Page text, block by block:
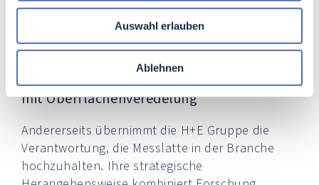
Auswahl erlauben
Ablehnen
Möbelstücke optisch aufgewertet. Es folgt nun
eine vertiefte Betrachtung der Rolle der H+E
Gruppe in all diesen Branchen.
H+E Gruppe: Ihr Experte für Dekorbauteile
mit Oberflächenveredelung
Andererseits übernimmt die H+E Gruppe die
Verantwortung, die Messlatte in der Branche
hochzuhalten. Ihre strategische